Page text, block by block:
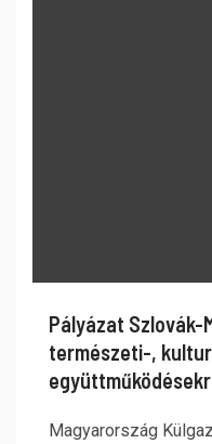
Pályázat Szlovák-
természeti-,
Magyarország